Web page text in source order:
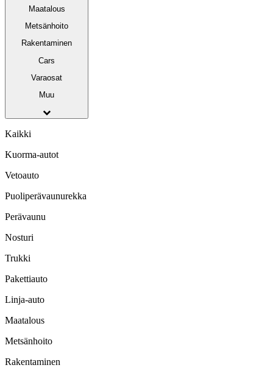
Maatalous
Metsänhoito
Rakentaminen
Cars
Varaosat
Muu
Kaikki
Kuorma-autot
Vetoauto
Puoliperävaunurekka
Perävaunu
Nosturi
Trukki
Pakettiauto
Linja-auto
Maatalous
Metsänhoito
Rakentaminen